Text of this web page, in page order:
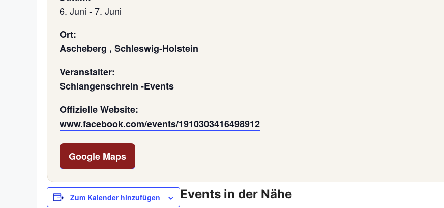
6. Juni -7. Juni
Ort:
Ascheberg , Schleswig-Holstein
Veranstalter:
Schlangenschrein -Events
Offizielle Website:
www.facebook.com/events/1910303416498912
Google Maps
Zum Kalender hinzufügen Events in der Nähe